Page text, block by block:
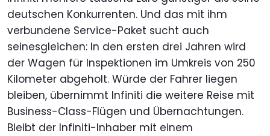
deutschen Konkurrenten. Und das mit ihm
verbundene Service-Paket sucht auch
seinesgleichen: In den ersten drei Jahren wird
der Wagen für Inspektionen im Umkreis von 250
Kilometer abgeholt. Würde der Fahrer liegen
bleiben, übernimmt Infiniti die weitere Reise mit
Business-Class-Flügen und Übernachtungen.
Bleibt der Infiniti-Inhaber mit einem